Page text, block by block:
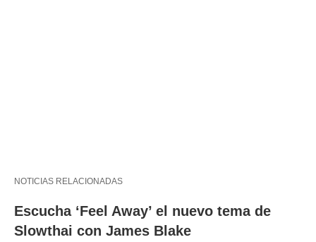
NOTICIAS RELACIONADAS
Escucha ‘Feel Away’ el nuevo tema de
Slowthai con James Blake